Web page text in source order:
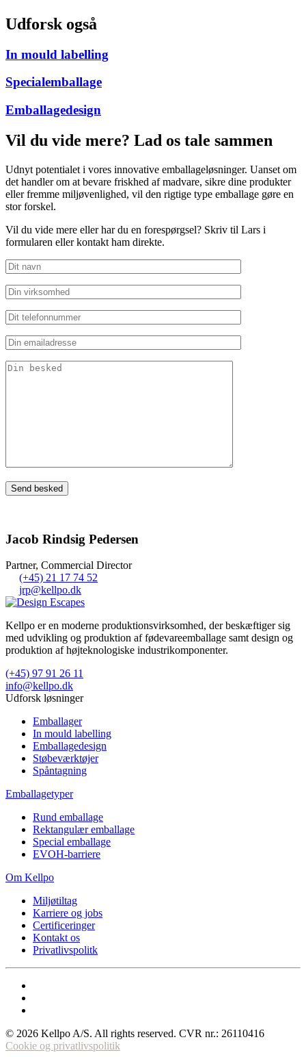
Udforsk også
In mould labelling
Specialemballage
Emballagedesign
Vil du vide mere? Lad os tale sammen
Udnyt potentialet i vores innovative emballageløsninger. Uanset om
det handler om at bevare friskhed af madvare, sikre dine produkter
eller fremme miljøvenlighed, vil den rigtige type emballage gøre en
stor forskel.
Vil du vide mere eller har du en forespørgsel? Skriv til Lars i
formularen eller kontakt ham direkte.
Jacob Rindsig Pedersen
Partner, Commercial Director
(+45) 21 17 74 52
jrp@kellpo.dk
Kellpo er en moderne produktionsvirksomhed, der beskæftiger sig
med udvikling og produktion af fødevareemballage samt design og
produktion af højteknologiske industrikomponenter.
(+45) 97 91 26 11
info@kellpo.dk
Udforsk løsninger
Emballager
In mould labelling
Emballagedesign
Støbeværktøjer
Spåntagning
Emballagetyper
Rund emballage
Rektangulær emballage
Special emballage
EVOH-barriere
Om Kellpo
Miljøtiltag
Karriere og jobs
Certificeringer
Kontakt os
Privatlivspolitk
© 2026 Kellpo A/S. All rights reserved. CVR nr.: 26110416
Cookie og privatlivspolitik